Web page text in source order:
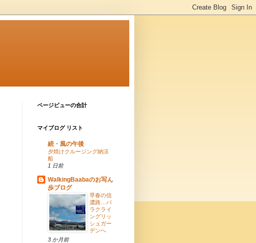
ページビューの合計
マイブログ リスト
続・風の午後
夕焼けクルージング納涼
船
1 日前
WalkingBaabaのお写ん
歩ブログ
早春の信
濃路…バ
ラクライ
ングリッ
シュガー
デンへ
3 か月前